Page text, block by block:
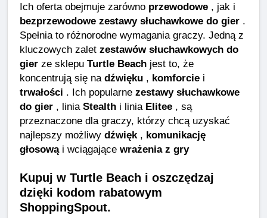
Ich oferta obejmuje zarówno przewodowe , jak i
bezprzewodowe zestawy słuchawkowe do gier .
Spełnia to różnorodne wymagania graczy. Jedną z
kluczowych zalet zestawów słuchawkowych do
gier ze sklepu Turtle Beach jest to, że
koncentrują się na dźwięku , komforcie i
trwałości . Ich popularne zestawy słuchawkowe
do gier , linia Stealth i linia Elitee , są
przeznaczone dla graczy, którzy chcą uzyskać
najlepszy możliwy dźwięk, komunikację
głosowąi wciągające wrażenia z gry
Kupuj w Turtle Beach i oszczędzaj
dzięki kodom rabatowym
ShoppingSpout.